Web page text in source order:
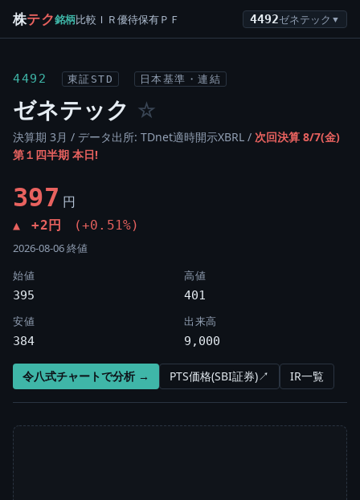
株テク銘柄比較 ＩＲ優待保有ＰＦ 4492ゼネテック ▼
4492 東証STD 日本基準・連結
ゼネテック ☆
決算期 3月 / データ出所: TDnet適時開示XBRL / 次回決算 8/7(金)
第１四半期 本日!
397 円
▲ +2円 (+0.51%)
2026-08-06 終値
始値
395
高値
401
安値
384
出来高
9,000
令八式チャートで分析 → PTS価格(SBI証券)↗ IR一覧